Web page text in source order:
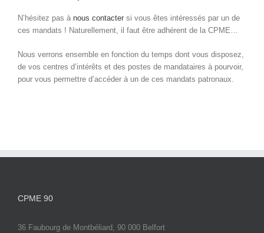
N’hésitez pas à nous contacter si vous êtes intéressés par un de
ces mandats ! Naturellement, il faut être adhérent de la CPME…
Nous verrons ensemble en fonction du temps dont vous disposez,
de vos centres d’intérêts et des postes de mandataires à pourvoir,
pour vous permettre d’accéder à un de ces mandats patronaux.
CPME 90
36 Faubourg de Montbéliard, 90 000 Belfort